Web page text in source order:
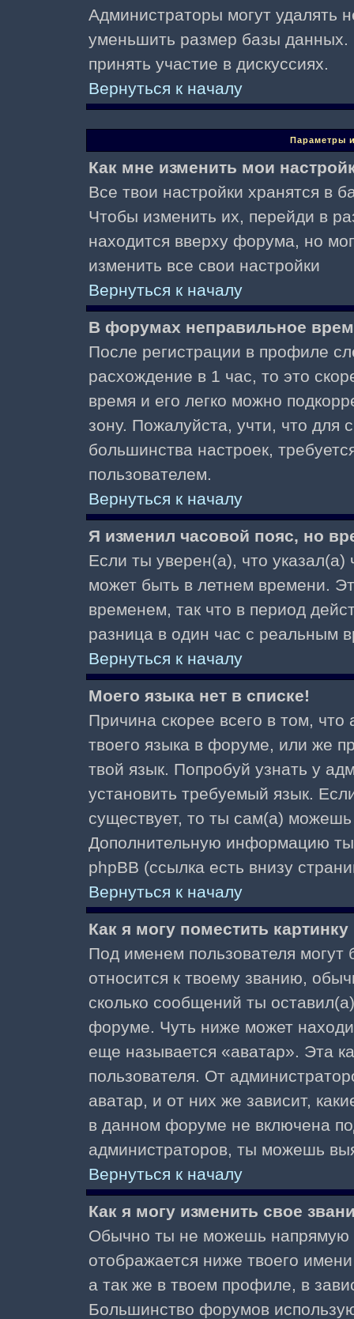
Администраторы могут удалять
уменьшить размер базы данных.
принять участие в дискуссиях.
Вернуться к началу
Параметры
Как мне изменить мои
Все твои настройки хранятся в
Чтобы изменить их, перейди в
находится вверху форума, но
изменить все свои настройки
Вернуться к началу
В форумах неправильное
После регистрации в профиле
расхождение в 1 час, то это
время и его легко можно
зону. Пожалуйста, учти, что для
большинства настроек,
пользователем.
Вернуться к началу
Я изменил часовой пояс, но
Если ты уверен(а), что
может быть в летнем времени.
временем, так что в период
разница в один час с реальным
Вернуться к началу
Моего языка нет в списке!
Причина скорее всего в том,
твоего языка в форуме, или же
твой язык. Попробуй узнать у
установить требуемый язык.
существует, то ты сам(а)
Дополнительную информацию
phpBB (ссылка есть внизу
Вернуться к началу
Как я могу поместить
Под именем пользователя могут
относится к твоему званию,
сколько сообщений ты
форуме. Чуть ниже может
еще называется «аватар». Эта
пользователя. От
аватар, и от них же зависит,
в данном форуме не включена
администраторов, ты можешь
Вернуться к началу
Как я могу изменить свое
Обычно ты не можешь напрямую
отображается ниже твоего
а так же в твоем профиле, в
Большинство форумов